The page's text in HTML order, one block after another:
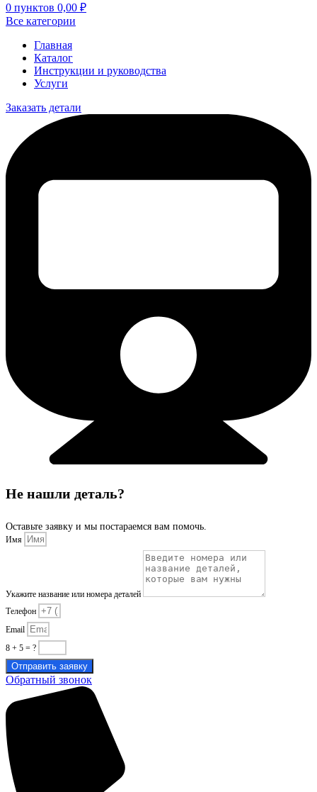
0 пунктов 0,00 ₽
Все категории
Главная
Каталог
Инструкции и руководства
Услуги
Заказать детали
Не нашли деталь?
Оставьте заявку и мы постараемся вам помочь.
Имя
Укажите название или номера деталей
Телефон
Email
8 + 5 = ?
Отправить заявку
Обратный звонок